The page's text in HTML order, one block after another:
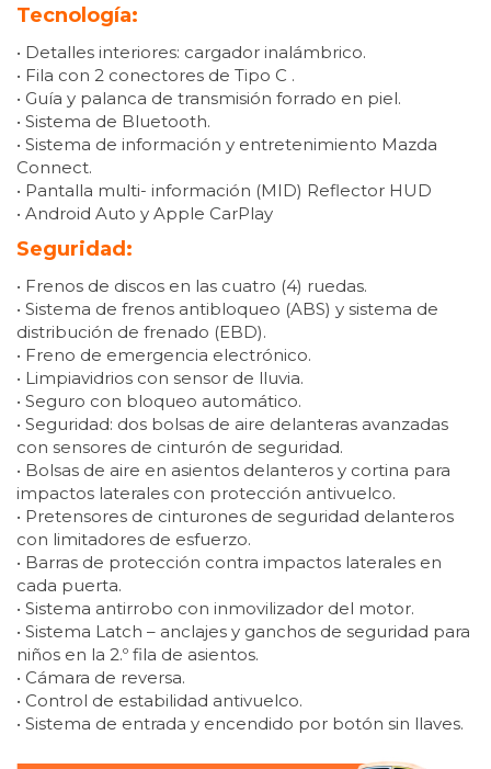
Tecnología:
• Detalles interiores: cargador inalámbrico.
• Fila con 2 conectores de Tipo C .
• Guía y palanca de transmisión forrado en piel.
• Sistema de Bluetooth.
• Sistema de información y entretenimiento Mazda
Connect.
• Pantalla multi- información (MID) Reflector HUD
• Android Auto y Apple CarPlay
Seguridad:
• Frenos de discos en las cuatro (4) ruedas.
• Sistema de frenos antibloqueo (ABS) y sistema de
distribución de frenado (EBD).
• Freno de emergencia electrónico.
• Limpiavidrios con sensor de lluvia.
• Seguro con bloqueo automático.
• Seguridad: dos bolsas de aire delanteras avanzadas
con sensores de cinturón de seguridad.
• Bolsas de aire en asientos delanteros y cortina para
impactos laterales con protección antivuelco.
• Pretensores de cinturones de seguridad delanteros
con limitadores de esfuerzo.
• Barras de protección contra impactos laterales en
cada puerta.
• Sistema antirrobo con inmovilizador del motor.
• Sistema Latch – anclajes y ganchos de seguridad para
niños en la 2.º fila de asientos.
• Cámara de reversa.
• Control de estabilidad antivuelco.
• Sistema de entrada y encendido por botón sin llaves.